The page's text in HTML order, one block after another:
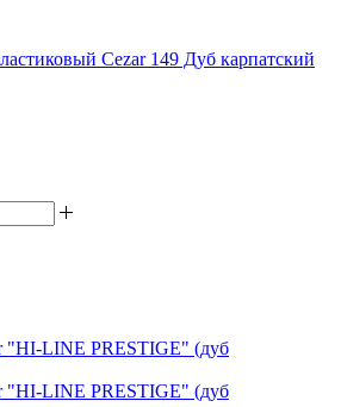
Cezar 149 Дуб карпатский